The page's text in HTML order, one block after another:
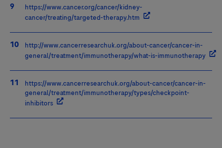
https://www.cancer.org/cancer/kidney-
cancer/treating/targeted-therapy.htm
http://www.cancerresearchuk.org/about-cancer/cancer-in-
general/treatment/immunotherapy/what-is-immunotherapy
https://www.cancerresearchuk.org/about-cancer/cancer-in-
general/treatment/immunotherapy/types/checkpoint-
inhibitors